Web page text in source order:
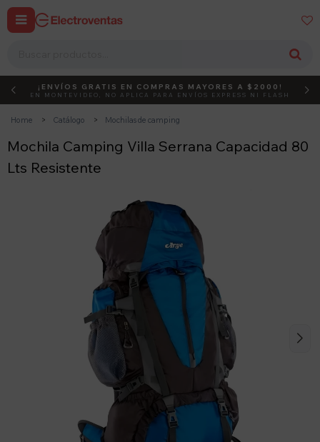
 
DEBUT ACTIVÁ EL CÓDIGO
¡ENVÍOS GRATIS EN COMPRAS MAYORES A $2000!
EN MONTEVIDEO, NO APLICA PARA ENVÍOS EXPRESS NI FLASH
Home Catálogo Mochilas de camping
Mochila Camping Villa Serrana Capacidad 80
Lts Resistente